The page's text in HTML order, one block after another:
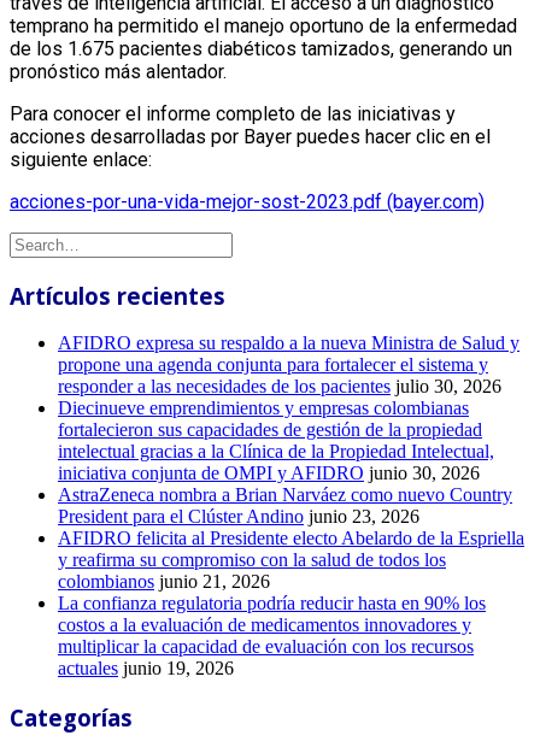
temprano ha permitido el manejo oportuno de la enfermedad
de los 1.675 pacientes diabéticos tamizados, generando un
pronóstico más alentador.
Para conocer el informe completo de las iniciativas y
acciones desarrolladas por Bayer puedes hacer clic en el
siguiente enlace:
acciones-por-una-vida-mejor-sost-2023.pdf (bayer.com)
Artículos recientes
AFIDRO expresa su respaldo a la nueva Ministra de Salud y
propone una agenda conjunta para fortalecer el sistema y
responder a las necesidades de los pacientes julio 30, 2026
Diecinueve emprendimientos y empresas colombianas
fortalecieron sus capacidades de gestión de la propiedad
intelectual gracias a la Clínica de la Propiedad Intelectual,
iniciativa conjunta de OMPI y AFIDRO junio 30, 2026
AstraZeneca nombra a Brian Narváez como nuevo Country
President para el Clúster Andino junio 23, 2026
AFIDRO felicita al Presidente electo Abelardo de la Espriella
y reafirma su compromiso con la salud de todos los
colombianos junio 21, 2026
La confianza regulatoria podría reducir hasta en 90% los
costos a la evaluación de medicamentos innovadores y
multiplicar la capacidad de evaluación con los recursos
actuales junio 19, 2026
Categorías